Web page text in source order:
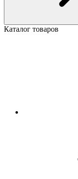
Каталог товаров